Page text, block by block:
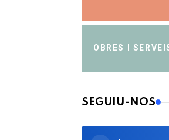
OBRES I
SEGUIU-NOS